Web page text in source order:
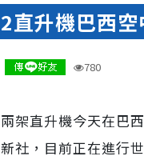
2直升機巴西
780
兩架直升機今天在巴
新社，目前正在進行